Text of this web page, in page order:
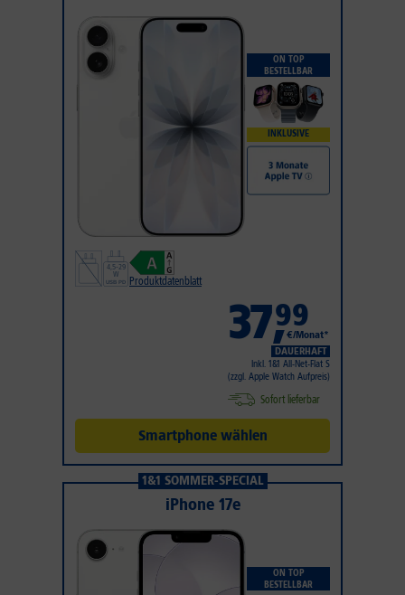
ON TOP
BESTELLBAR
INKLUSIVE
Produktdatenblatt
37,99
€/Monat*
DAUERHAFT
Inkl. 1&1 All-Net-Flat S
(zzgl. Apple Watch Aufpreis)
Sofort lieferbar
Smartphone wählen
1&1 SOMMER-SPECIAL
iPhone 17e
ON TOP
BESTELLBAR